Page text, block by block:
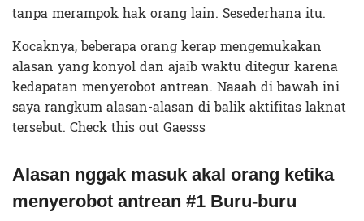
tanpa merampok hak orang lain. Sesederhana itu.
Kocaknya, beberapa orang kerap mengemukakan
alasan yang konyol dan ajaib waktu ditegur karena
kedapatan menyerobot antrean. Naaah di bawah ini
saya rangkum alasan-alasan di balik aktifitas laknat
tersebut. Check this out Gaesss
Alasan nggak masuk akal orang ketika
menyerobot antrean #1 Buru-buru